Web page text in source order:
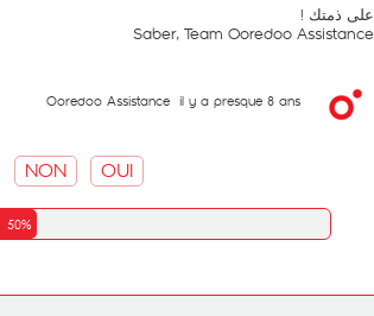
على ذمتك !
Saber, Team Ooredoo Assistance
Ooredoo Assistance il y a presque 8 ans
NON OUI
50%